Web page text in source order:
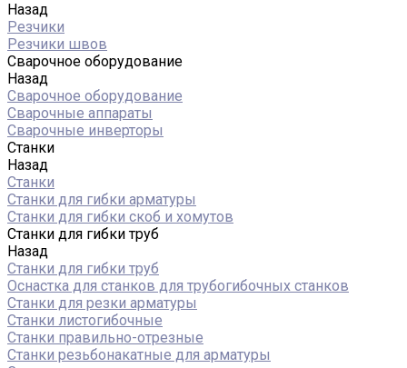
Назад
Резчики
Резчики швов
Сварочное оборудование
Назад
Сварочное оборудование
Сварочные аппараты
Сварочные инверторы
Станки
Назад
Станки
Станки для гибки арматуры
Станки для гибки скоб и хомутов
Станки для гибки труб
Назад
Станки для гибки труб
Оснастка для станков для трубогибочных станков
Станки для резки арматуры
Станки листогибочные
Станки правильно-отрезные
Станки резьбонакатные для арматуры